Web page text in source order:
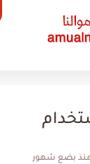
بضع شهور